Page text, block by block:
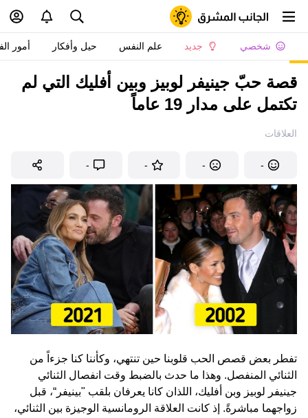
شخصي جديد علم النفس حيل وأفكار أمور
قصة حبّ جينيفر لوبيز وبين أفليك التي لم
تكتمل على مدار 19 عاماً
العلاقات
-
-
-
-
تفطر بعض قصص الحب قلوبنا حين تنتهي، وكأننا كنا جزءاً من
الثنائي المنفصل. وهذا ما حدث بالضبط وقت انفصال الثنائي
جينيفر لوبيز وبن أفليك، اللذان كانا يعرفان بلقب "بينيفر“، قبل
زواجهما مباشرةً. إذ كانت العلاقة الرومانسية الوجيزة بين الثنائي،